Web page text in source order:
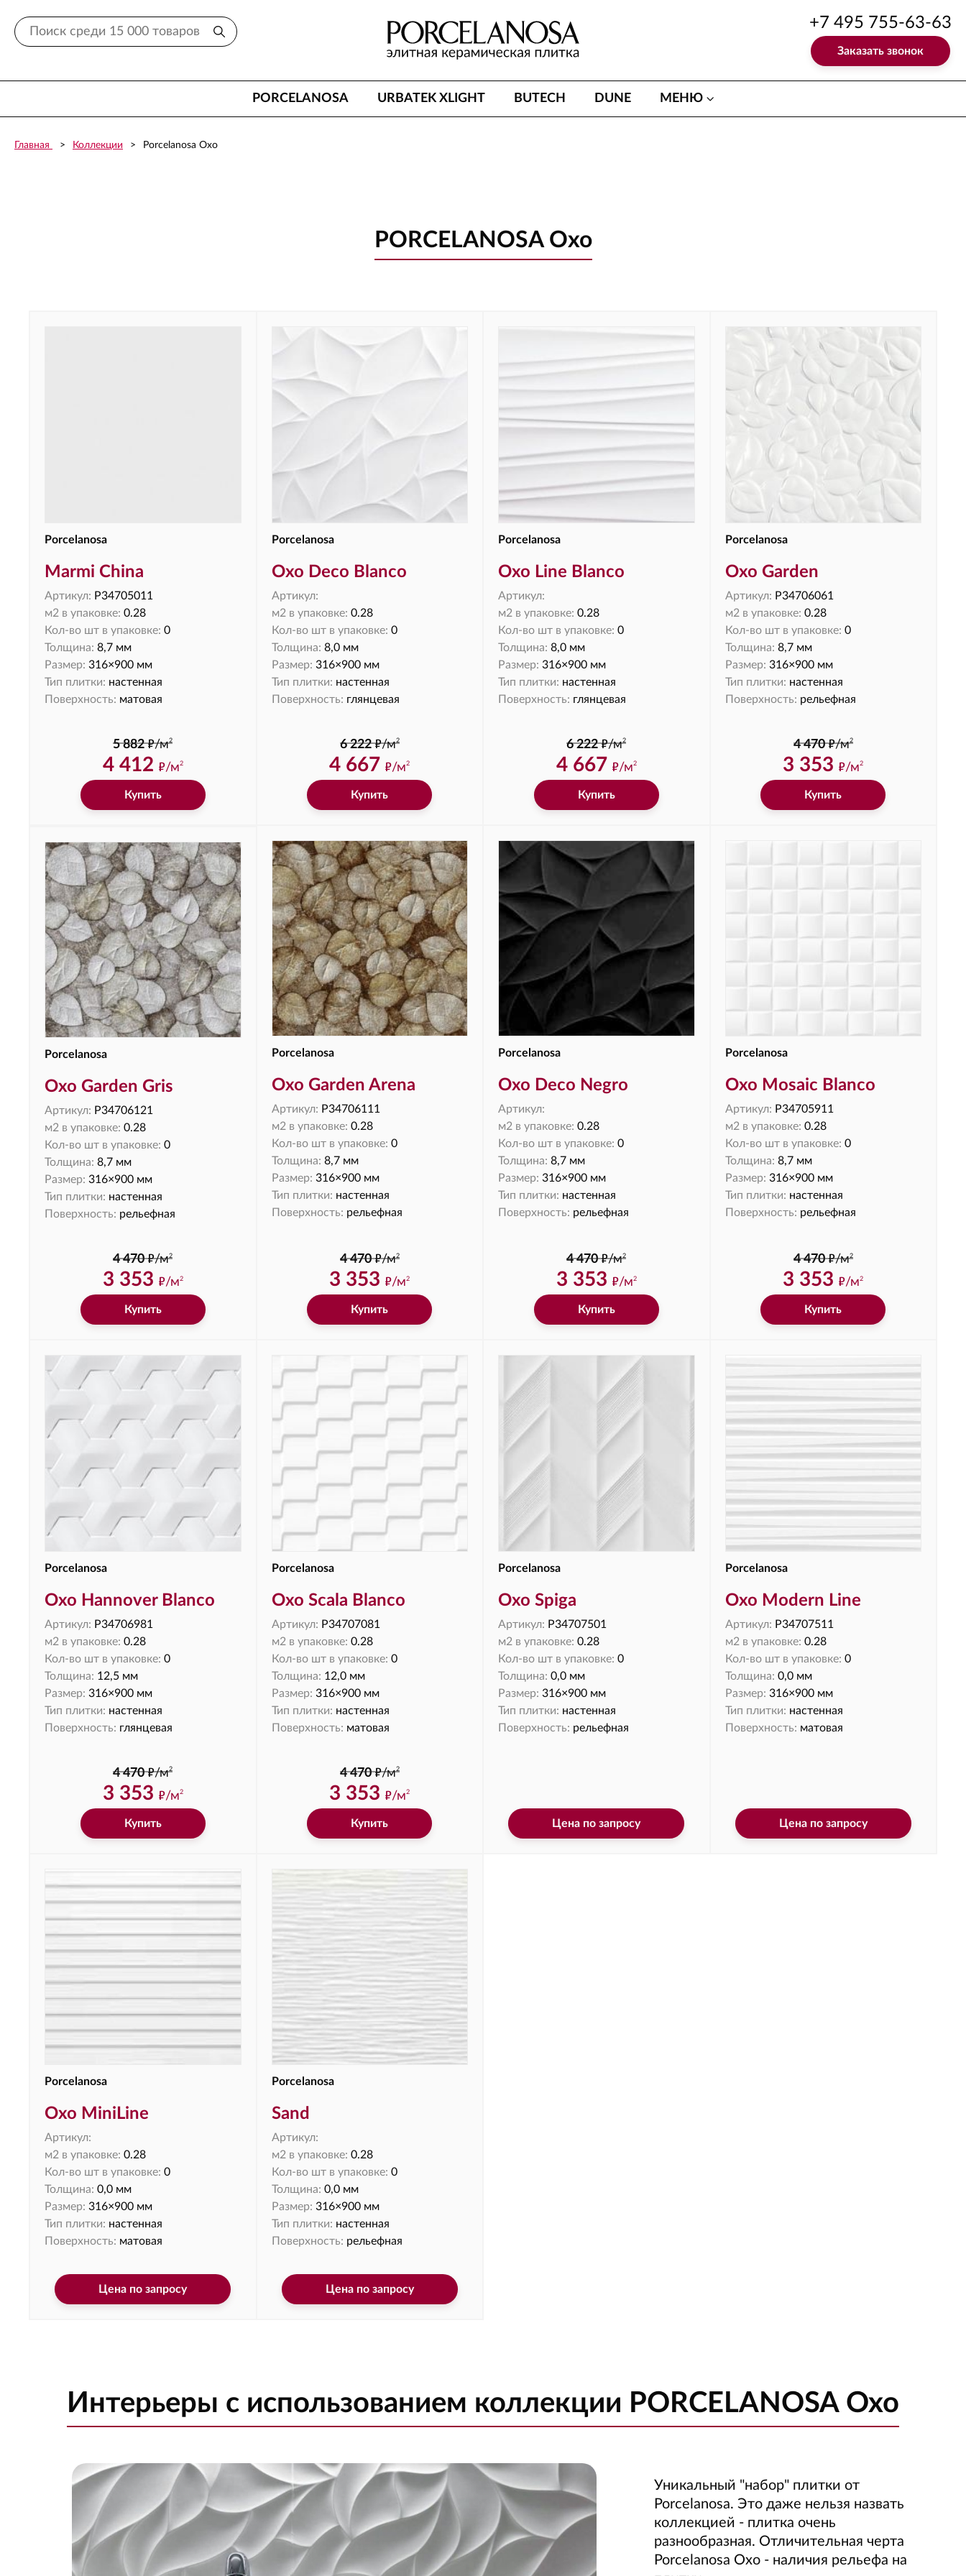
+7 495 755-63-63
Заказать звонок
PORCELANOSA URBATEK XLIGHT BUTECH DUNE МЕНЮ
Главная Коллекции Porcelanosa Oxo
PORCELANOSA Oxo
Porcelanosa
Marmi China
Артикул: P34705011
м2 в упаковке: 0.28
Кол-во шт в упаковке: 0
Толщина: 8,7 мм
Размер: 316×900 мм
Тип плитки: настенная
Поверхность: матовая
5 882 ф/м2
4 412 ф/м2
Купить
Porcelanosa
Oxo Deco Blanco
Артикул:
м2 в упаковке: 0.28
Кол-во шт в упаковке: 0
Толщина: 8,0 мм
Размер: 316×900 мм
Тип плитки: настенная
Поверхность: глянцевая
6 222 ф/м2
4 667 ф/м2
Купить
Porcelanosa
Oxo Line Blanco
Артикул:
м2 в упаковке: 0.28
Кол-во шт в упаковке: 0
Толщина: 8,0 мм
Размер: 316×900 мм
Тип плитки: настенная
Поверхность: глянцевая
6 222 ф/м2
4 667 ф/м2
Купить
Porcelanosa
Oxo Garden
Артикул: P34706061
м2 в упаковке: 0.28
Кол-во шт в упаковке: 0
Толщина: 8,7 мм
Размер: 316×900 мм
Тип плитки: настенная
Поверхность: рельефная
4 470 ф/м2
3 353 ф/м2
Купить
Porcelanosa
Oxo Garden Gris
Артикул: P34706121
м2 в упаковке: 0.28
Кол-во шт в упаковке: 0
Толщина: 8,7 мм
Размер: 316×900 мм
Тип плитки: настенная
Поверхность: рельефная
4 470 ф/м2
3 353 ф/м2
Купить
Porcelanosa
Oxo Garden Arena
Артикул: P34706111
м2 в упаковке: 0.28
Кол-во шт в упаковке: 0
Толщина: 8,7 мм
Размер: 316×900 мм
Тип плитки: настенная
Поверхность: рельефная
4 470 ф/м2
3 353 ф/м2
Купить
Porcelanosa
Oxo Deco Negro
Артикул:
м2 в упаковке: 0.28
Кол-во шт в упаковке: 0
Толщина: 8,7 мм
Размер: 316×900 мм
Тип плитки: настенная
Поверхность: рельефная
4 470 ф/м2
3 353 ф/м2
Купить
Porcelanosa
Oxo Mosaic Blanco
Артикул: P34705911
м2 в упаковке: 0.28
Кол-во шт в упаковке: 0
Толщина: 8,7 мм
Размер: 316×900 мм
Тип плитки: настенная
Поверхность: рельефная
4 470 ф/м2
3 353 ф/м2
Купить
Porcelanosa
Oxo Hannover Blanco
Артикул: P34706981
м2 в упаковке: 0.28
Кол-во шт в упаковке: 0
Толщина: 12,5 мм
Размер: 316×900 мм
Тип плитки: настенная
Поверхность: глянцевая
4 470 ф/м2
3 353 ф/м2
Купить
Porcelanosa
Oxo Scala Blanco
Артикул: P34707081
м2 в упаковке: 0.28
Кол-во шт в упаковке: 0
Толщина: 12,0 мм
Размер: 316×900 мм
Тип плитки: настенная
Поверхность: матовая
4 470 ф/м2
3 353 ф/м2
Купить
Porcelanosa
Oxo Spiga
Артикул: P34707501
м2 в упаковке: 0.28
Кол-во шт в упаковке: 0
Толщина: 0,0 мм
Размер: 316×900 мм
Тип плитки: настенная
Поверхность: рельефная
Цена по запросу
Porcelanosa
Oxo Modern Line
Артикул: P34707511
м2 в упаковке: 0.28
Кол-во шт в упаковке: 0
Толщина: 0,0 мм
Размер: 316×900 мм
Тип плитки: настенная
Поверхность: матовая
Цена по запросу
Porcelanosa
Oxo MiniLine
Артикул:
м2 в упаковке: 0.28
Кол-во шт в упаковке: 0
Толщина: 0,0 мм
Размер: 316×900 мм
Тип плитки: настенная
Поверхность: матовая
Цена по запросу
Porcelanosa
Sand
Артикул:
м2 в упаковке: 0.28
Кол-во шт в упаковке: 0
Толщина: 0,0 мм
Размер: 316×900 мм
Тип плитки: настенная
Поверхность: рельефная
Цена по запросу
Интерьеры с использованием коллекции PORCELANOSA Oxo
Уникальный "набор" плитки от
Porcelanosa. Это даже нельзя назвать
коллекцией - плитка очень
разнообразная. Отличительная черта
Porcelanosa Oxo - наличия рельефа на